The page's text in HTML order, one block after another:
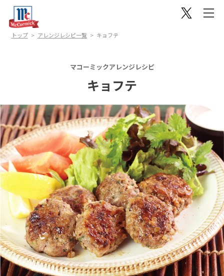
トップ アレンジレシピ一覧 キョフテ
マコーミックアレンジレシピ
キョフテ